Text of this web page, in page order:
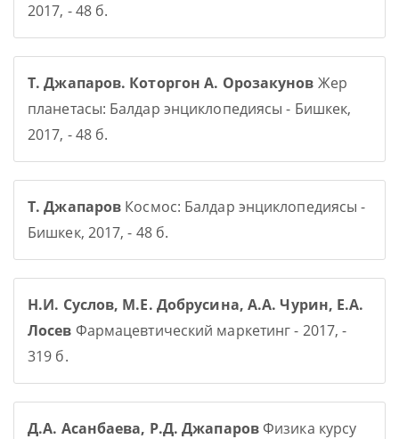
2017, - 48 б.
Т. Джапаров. Которгон А. Орозакунов Жер
планетасы: Балдар энциклопедиясы - Бишкек,
2017, - 48 б.
Т. Джапаров Космос: Балдар энциклопедиясы -
Бишкек, 2017, - 48 б.
Н.И. Суслов, М.Е. Добрусина, А.А. Чурин, Е.А.
Лосев Фармацевтический маркетинг - 2017, -
319 б.
Д.А. Асанбаева, Р.Д. ДжапаровФизика курсу